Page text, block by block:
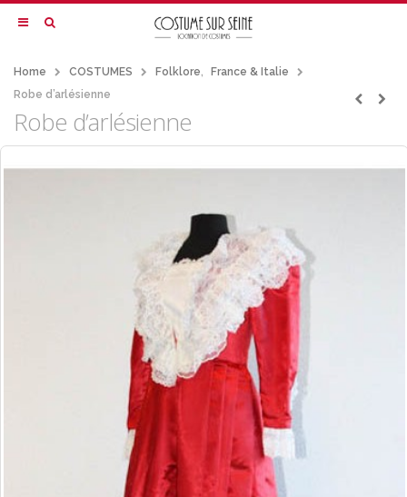
Home COSTUMES Folklore,
France & Italie
Robe d’arlésienne
Robe d’arlésienne